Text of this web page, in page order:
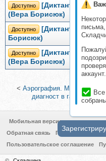
аккаунт.
Все
Доступно
[Диктанты
(Вера Борисюк)
Доступно
[Диктанты
Борисюк)
Доступно
[Диктанты
(Вера Борисюк)
< Аэрография. Малярно-
диагност в гараже и
Мобильная версия
Обратная связь
Политика
Пользовательское соглашение